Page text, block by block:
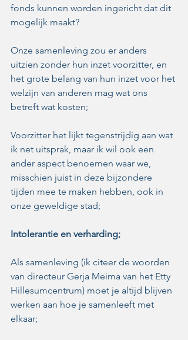
fonds kunnen worden ingericht dat dit
mogelijk maakt?
Onze samenleving zou er anders
uitzien zonder hun inzet voorzitter, en
het grote belang van hun inzet voor het
welzijn van anderen mag wat ons
betreft wat kosten;
Voorzitter het lijkt tegenstrijdig aan wat
ik net uitsprak, maar ik wil ook een
ander aspect benoemen waar we,
misschien juist in deze bijzondere
tijden mee te maken hebben, ook in
onze geweldige stad;
Intolerantie en verharding;
Als samenleving (ik citeer de woorden
van directeur Gerja Meima van het Etty
Hillesumcentrum) moet je altijd blijven
werken aan hoe je samenleeft met
elkaar;